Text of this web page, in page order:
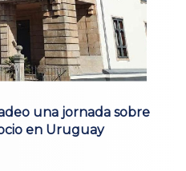
una jornada sobre
en Uruguay